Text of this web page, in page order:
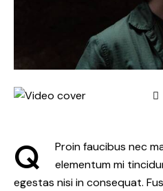
Q
Proin faucibus nec
elementum mi
egestas nisi in consequat.